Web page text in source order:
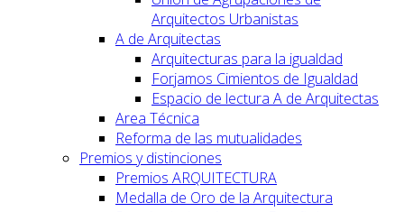
Arquitectos Urbanistas
A de Arquitectas
Arquitecturas para la igualdad
Forjamos Cimientos de Igualdad
Espacio de lectura A de Arquitectas
Area Técnica
Reforma de las mutualidades
Premios y distinciones
Premios ARQUITECTURA
Medalla de Oro de la Arquitectura